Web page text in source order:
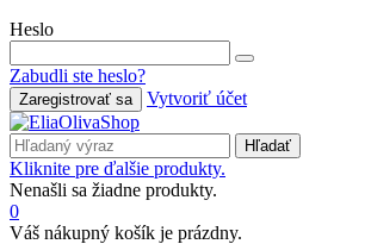
Heslo
Zabudli ste heslo?
Zaregistrovať sa Vytvoriť účet
Hľadať
Kliknite pre ďalšie produkty.
Nenašli sa žiadne produkty.
0
Váš nákupný košík je prázdny.